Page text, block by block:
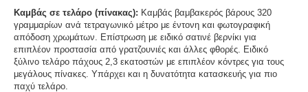
Καμβάς σε τελάρο (πίνακας): Καμβάς βαμβακερός βάρους 320
γραμμαρίων ανά τετραγωνικό μέτρο με έντονη και φωτογραφική
απόδοση χρωμάτων. Επίστρωση με ειδικό σατινέ βερνίκι για
επιπλέον προστασία από γρατζουνιές και άλλες φθορές. Ειδικό
ξύλινο τελάρο πάχους 2,3 εκατοστών με επιπλέον κόντρες για τους
μεγάλους πίνακες. Υπάρχει και η δυνατότητα κατασκευής για πιο
παχύ τελάρο.